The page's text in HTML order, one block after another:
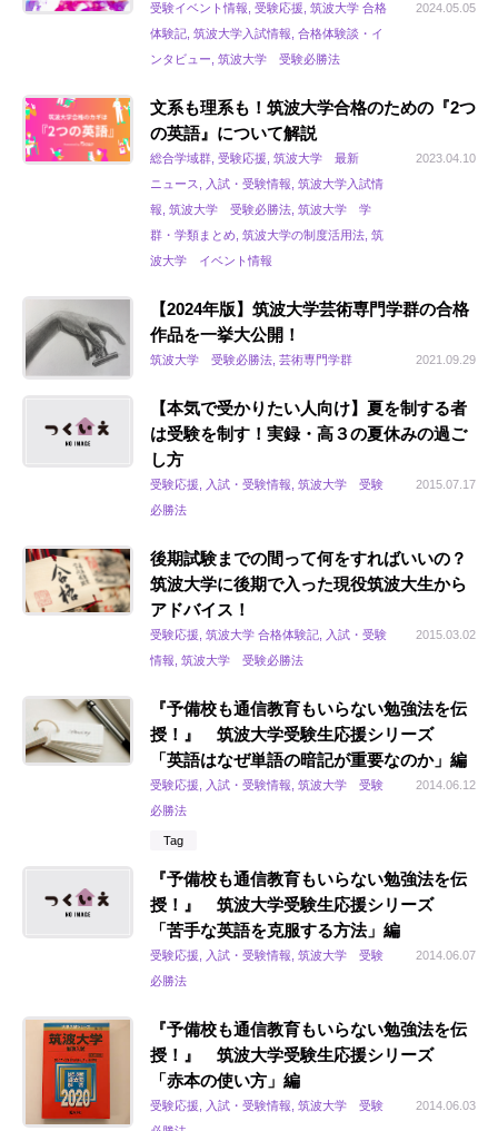
受験イベント情報, 受験応援, 筑波大学 合格
体験記, 筑波大学入試情報, 合格体験談・イ
ンタビュー, 筑波大学 受験必勝法
2024.05.05
文系も理系も！筑波大学合格のための『2つ
の英語』について解説
総合学域群, 受験応援, 筑波大学 最新
ニュース, 入試・受験情報, 筑波大学入試情
報, 筑波大学 受験必勝法, 筑波大学 学
群・学類まとめ, 筑波大学の制度活用法, 筑
波大学 イベント情報
2023.04.10
【2024年版】筑波大学芸術専門学群の合格
作品を一挙大公開！
筑波大学 受験必勝法, 芸術専門学群 2021.09.29
【本気で受かりたい人向け】夏を制する者
は受験を制す！実録・高３の夏休みの過ご
し方
受験応援, 入試・受験情報, 筑波大学 受験
必勝法
2015.07.17
後期試験までの間って何をすればいいの？
筑波大学に後期で入った現役筑波大生から
アドバイス！
受験応援, 筑波大学 合格体験記, 入試・受験
情報, 筑波大学 受験必勝法
2015.03.02
『予備校も通信教育もいらない勉強法を伝
授！』 筑波大学受験生応援シリーズ
「英語はなぜ単語の暗記が重要なのか」編
受験応援, 入試・受験情報, 筑波大学 受験
必勝法
2014.06.12
Tag
『予備校も通信教育もいらない勉強法を伝
授！』 筑波大学受験生応援シリーズ
「苦手な英語を克服する方法」編
受験応援, 入試・受験情報, 筑波大学 受験
必勝法
2014.06.07
『予備校も通信教育もいらない勉強法を伝
授！』 筑波大学受験生応援シリーズ
「赤本の使い方」編
受験応援, 入試・受験情報, 筑波大学 受験
2014.06.03